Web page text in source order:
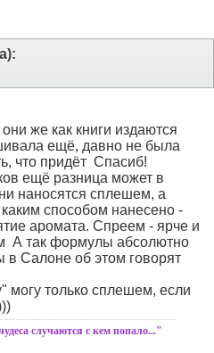
же как книги издаются
ещё, давно не была
что придёт Спасиб!
ещё разница может в
наносятся сплешем, а
способом нанесено -
аромата. Спреем - ярче и
А так формулы абсолютно
в Салоне об этом говорят
могу только сплешем, если
случаются с кем попало..."